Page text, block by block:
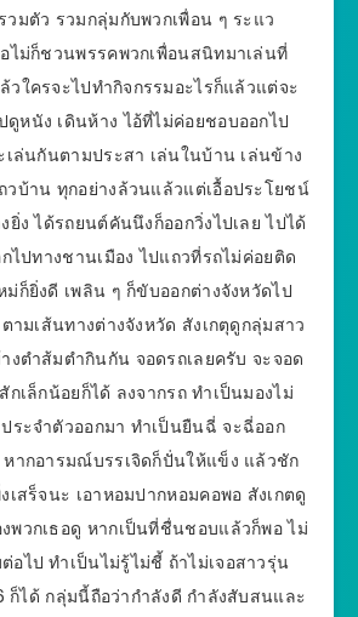
มตัว รวมกลุ่มกับพวกเพื่อน ๆ ระแว
ไม่ก็ชวนพรรคพวกเพื่อนสนิทมาเล่นที่
ใครจะไปทำกิจกรรมอะไรก็แล้วแต่จะ
หนัง เดินห้าง ไอ้ที่ไม่ค่อยชอบออกไป
เล่นกันตามประสา เล่นในบ้าน เล่นข้าง
บ้าน ทุกอย่างล้วนแล้วแต่เอื้อประโยชน์
ยิ่ง ได้รถยนต์คันนึงก็ออกวิ่งไปเลย ไปได้
ไปทางชานเมือง ไปแถวที่รถไม่ค่อยติด
ม่ก็ยิ่งดี เพลิน ๆ ก็ขับออกต่างจังหวัดไป
ามเส้นทางต่างจังหวัด สังเกตุดูกลุ่มสาว
งตำส้มตำกินกัน จอดรถเลยครับ จะจอด
กเล็กน้อยก็ได้ ลงจากรถ ทำเป็นมองไม่
ระจำตัวออกมา ทำเป็นยืนฉี่ จะฉี่ออก
ากอารมณ์บรรเจิดก็ปั่นให้แข็ง แล้วชัก
เสร็จนะ เอาหอมปากหอมคอพอ สังเกตดู
พวกเธอดู หากเป็นที่ชื่นชอบแล้วก็พอ ไม่
ไป ทำเป็นไม่รู้ไม่ชี้ ถ้าไม่เจอสาวรุ่น
ก็ได้ กลุ่มนี้ถือว่ากำลังดี กำลังสับสนและ